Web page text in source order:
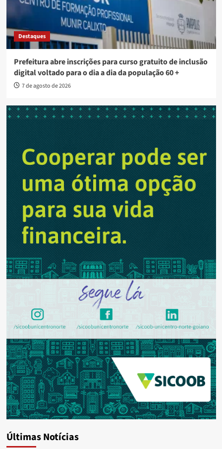
Destaques
Prefeitura abre inscrições para curso gratuito de inclusão
digital voltado para o dia a dia da população 60 +
7 de agosto de 2026
Últimas Notícias